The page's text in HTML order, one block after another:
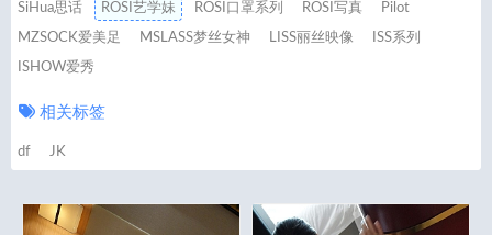
SiHua思话 ROSI艺学妹 ROSI口罩系列 ROSI写真 Pilot
MZSOCK爱美足 MSLASS梦丝女神 LISS丽丝映像 ISS系列
ISHOW爱秀
相关标签
df JK